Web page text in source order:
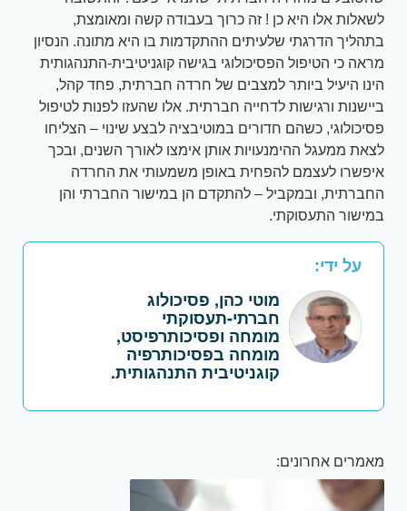
לשאלות אלו היא כן ! זה כרוך בעבודה קשה ומאומצת,
בתהליך הדרגתי שלעיתים ההתקדמות בו היא מתונה. הנסיון
מראה כי הטיפול הפסיכולוגי בגישה קוגניטיבית-התנהגותית
הינו היעיל ביותר למצבים של חרדה חברתית, פחד קהל,
ביישנות ורגישות לדחייה חברתית. אלו שהעזו לפנות לטיפול
פסיכולוגי, כשהם חדורים במוטיבציה לבצע שינוי – הצליחו
לצאת ממעגל ההימנעויות אותן אימצו לאורך השנים, ובכך
איפשרו לעצמם להפחית באופן משמעותי את החרדה
החברתית, ובמקביל – להתקדם הן במישור החברתי והן
במישור התעסוקתי.
על ידי:
מוטי כהן, פסיכולוג
חברתי-תעסוקתי
מומחה ופסיכותרפיסט,
מומחה בפסיכותרפיה
קוגניטיבית התנהגותית.
מאמרים אחרונים: